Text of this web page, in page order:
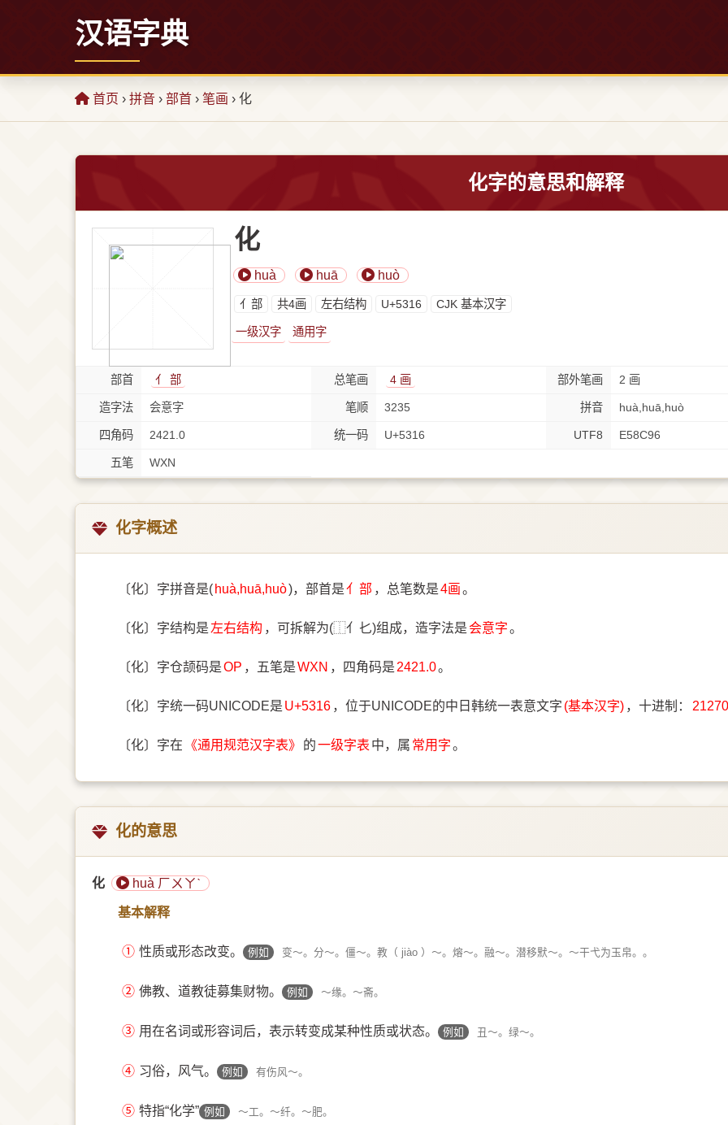
汉语字典
首页 › 拼音 › 部首 › 笔画 › 化
化字的意思和解释
化
huà huā huò
⺅部 共4画 左右结构 U+5316 CJK 基本汉字
一级汉字 通用字
部首 ⺅ 部 总笔画 4 画 部外笔画 2 画
造字法 会意字 笔顺 3235 拼音 huà,huā,huò
四角码 2421.0 统一码 U+5316 UTF8 E58C96
五笔 WXN
化字概述
〔化〕字拼音是( huà,huā,huò)，部首是⺅部 ，总笔数是4画。
〔化〕字结构是 左右结构 ，可拆解为(⿰亻𠤎)组成，造字法是 会意字。
〔化〕字仓颉码是OP ，五笔是WXN ，四角码是 2421.0。
〔化〕字统一码UNICODE是 U+5316 ，位于UNICODE的中日韩统一表意文字 (基本汉字) ，十进制： 21270
〔化〕字在 《通用规范汉字表》 的一级字表 中，属 常用字。
化的意思
化 huà ㄏㄨㄚˋ
基本解释
① 性质或形态改变。 例如 变～。分～。僵～。教（ jiào ）～。熔～。融～。潜移默～。～干弋为玉帛。。
② 佛教、道教徒募集财物。 例如 ～缘。～斋。
③ 用在名词或形容词后，表示转变成某种性质或状态。 例如 丑～。绿～。
④ 习俗，风气。 例如 有伤风～。
⑤ 特指“化学” 例如 ～工。～纤。～肥。